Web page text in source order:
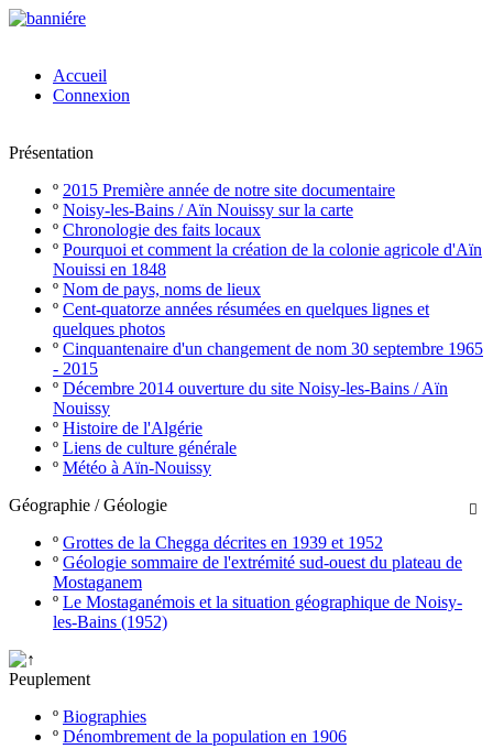
Accueil
Connexion
Présentation
º 2015 Première année de notre site documentaire
º Noisy-les-Bains / Aïn Nouissy sur la carte
º Chronologie des faits locaux
º Pourquoi et comment la création de la colonie agricole d'Aïn
Nouissi en 1848
º Nom de pays, noms de lieux
º Cent-quatorze années résumées en quelques lignes et
quelques photos
º Cinquantenaire d'un changement de nom 30 septembre 1965
- 2015
º Décembre 2014 ouverture du site Noisy-les-Bains / Aïn
Nouissy
º Histoire de l'Algérie
º Liens de culture générale
º Météo à Aïn-Nouissy

Géographie / Géologie
º Grottes de la Chegga décrites en 1939 et 1952
º Géologie sommaire de l'extrémité sud-ouest du plateau de
Mostaganem
º Le Mostaganémois et la situation géographique de Noisy-
les-Bains (1952)
Peuplement
º Biographies
º Dénombrement de la population en 1906